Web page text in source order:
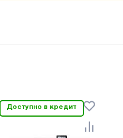
Доступно в кредит